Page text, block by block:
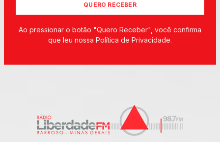
QUERO RECEBER
Ao pressionar o botão "Quero Receber", você confirma
que leu nossa Política de Privacidade.